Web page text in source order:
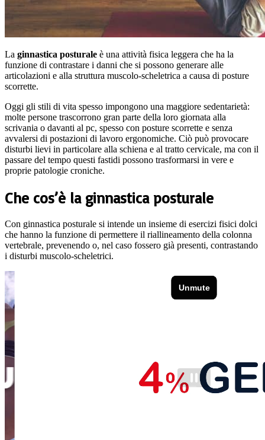
La ginnastica posturale è una attività fisica leggera che ha la
funzione di contrastare i danni che si possono generare alle
articolazioni e alla struttura muscolo-scheletrica a causa di posture
scorrette.
Oggi gli stili di vita spesso impongono una maggiore sedentarietà:
molte persone trascorrono gran parte della loro giornata alla
scrivania o davanti al pc, spesso con posture scorrette e senza
avvalersi di postazioni di lavoro ergonomiche. Ciò può provocare
disturbi lievi in particolare alla schiena e al tratto cervicale, ma con il
passare del tempo questi fastidi possono trasformarsi in vere e
proprie patologie croniche.
Che cos’è la ginnastica posturale
Con ginnastica posturale si intende un insieme di esercizi fisici dolci
che hanno la funzione di permettere il riallineamento della colonna
vertebrale, prevenendo o, nel caso fossero già presenti, contrastando
i disturbi muscolo-scheletrici.